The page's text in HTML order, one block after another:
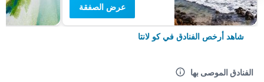
عرض الصفقة
شاهد أرخص الفنادق في كو لانتا
الفنادق الموصى بها